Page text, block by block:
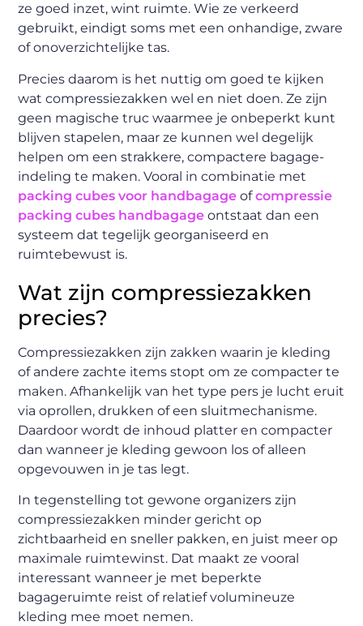
ze goed inzet, wint ruimte. Wie ze verkeerd
gebruikt, eindigt soms met een onhandige, zware
of onoverzichtelijke tas.
Precies daarom is het nuttig om goed te kijken
wat compressiezakken wel en niet doen. Ze zijn
geen magische truc waarmee je onbeperkt kunt
blijven stapelen, maar ze kunnen wel degelijk
helpen om een strakkere, compactere bagage-
indeling te maken. Vooral in combinatie met
packing cubes voor handbagage ofcompressie
packing cubes handbagage ontstaat dan een
systeem dat tegelijk georganiseerd en
ruimtebewust is.
Wat zijn compressiezakken
precies?
Compressiezakken zijn zakken waarin je kleding
of andere zachte items stopt om ze compacter te
maken. Afhankelijk van het type pers je lucht eruit
via oprollen, drukken of een sluitmechanisme.
Daardoor wordt de inhoud platter en compacter
dan wanneer je kleding gewoon los of alleen
opgevouwen in je tas legt.
In tegenstelling tot gewone organizers zijn
compressiezakken minder gericht op
zichtbaarheid en sneller pakken, en juist meer op
maximale ruimtewinst. Dat maakt ze vooral
interessant wanneer je met beperkte
bagageruimte reist of relatief volumineuze
kleding mee moet nemen.